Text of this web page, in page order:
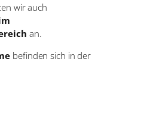
wir auch
an.
befinden sich in der